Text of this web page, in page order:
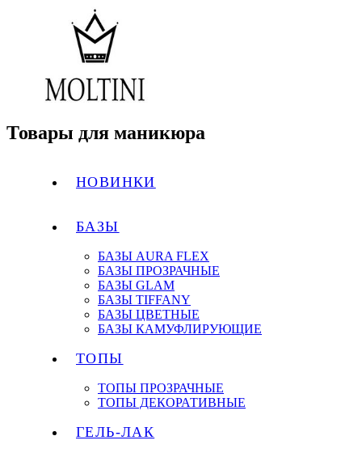
Товары для маникюра
НОВИНКИ
БАЗЫ
БАЗЫ AURA FLEX
БАЗЫ ПРОЗРАЧНЫЕ
БАЗЫ GLAM
БАЗЫ TIFFANY
БАЗЫ ЦВЕТНЫЕ
БАЗЫ КАМУФЛИРУЮЩИЕ
ТОПЫ
ТОПЫ ПРОЗРАЧНЫЕ
ТОПЫ ДЕКОРАТИВНЫЕ
ГЕЛЬ-ЛАК